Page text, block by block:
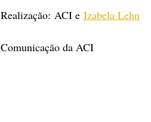
Realização: ACI e Izabela Lehn
Comunicação da ACI